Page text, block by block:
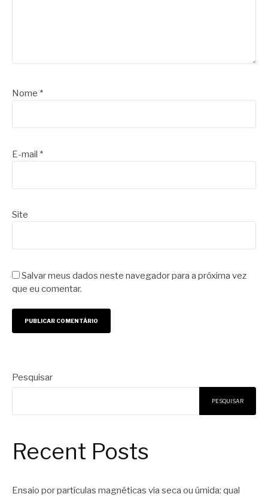
Nome *
E-mail *
Site
Salvar meus dados neste navegador para a próxima vez
que eu comentar.
Pesquisar
PESQUISAR
Recent Posts
Ensaio por partículas magnéticas via seca ou úmida: qual